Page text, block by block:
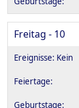
Freitag - 10